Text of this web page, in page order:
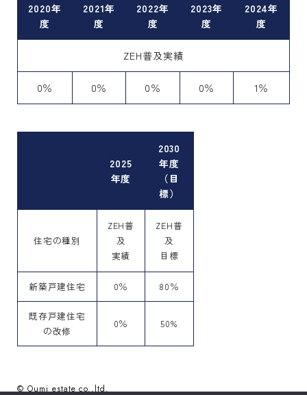
2020年
度
2021年
度
2022年
度
2023年
度
2024年
度
ZEH普及実績
0％ 0％ 0％ 0％ 1％
2025
年度
2030
年度
（目
標）
住宅の種別
ZEH普
及
実績
ZEH普
及
目標
新築戸建住宅 0％ 80％
既存戸建住宅
の改修
0％ 50%
© Oumi estate co.,ltd.